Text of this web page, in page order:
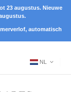
23 augustus. Nieuwe
automatisch
NL